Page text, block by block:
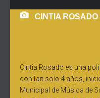
CINTIA
Cintia Rosado es una
con tan solo 4 años,
Municipal de Música de